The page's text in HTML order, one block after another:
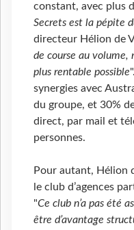
constant, avec plus
Secrets est la pépite
directeur Hélion de
de course au
plus rentable possible
synergies avec
du groupe, et 30%
direct, par mail et
personnes.
Pour autant, Hélion
le club d’agences
"Ce club n’a pas été
être d’avantage